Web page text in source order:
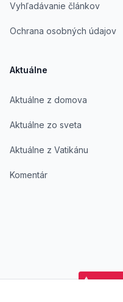
Vyhľadávanie článkov
Ochrana osobných údajov
Aktuálne
Aktuálne z domova
Aktuálne zo sveta
Aktuálne z Vatikánu
Komentár